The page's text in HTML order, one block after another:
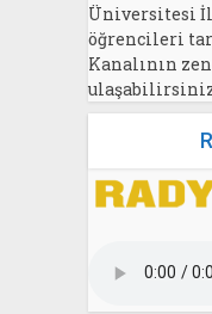
Üniversitesi
öğrencileri
Kanalının